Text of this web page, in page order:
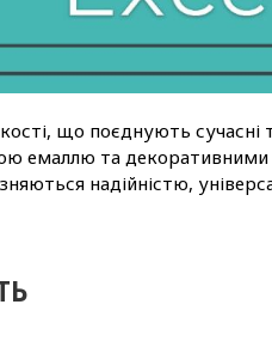
що поєднують сучасні
емаллю та декоративними
надійністю,